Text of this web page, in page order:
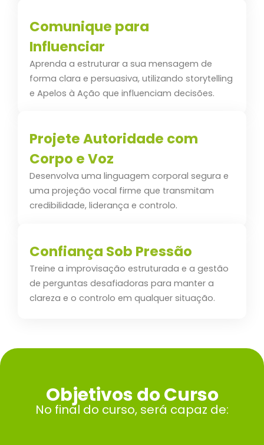
Comunique para
Influenciar
Aprenda a estruturar a sua mensagem de
forma clara e persuasiva, utilizando storytelling
e Apelos à Ação que influenciam decisões.
Projete Autoridade com
Corpo e Voz
Desenvolva uma linguagem corporal segura e
uma projeção vocal firme que transmitam
credibilidade, liderança e controlo.
Confiança Sob Pressão
Treine a improvisação estruturada e a gestão
de perguntas desafiadoras para manter a
clareza e o controlo em qualquer situação.
Objetivos do Curso
No final do curso, será capaz de: